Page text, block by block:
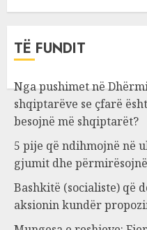
TË FUNDIT
Nga pushimet në
shqiptarëve se çfarë
besojnë më shqiptarët?
5 pije që ndihmojnë në
gjumit dhe
Bashkitë (socialiste) që
aksionin kundër